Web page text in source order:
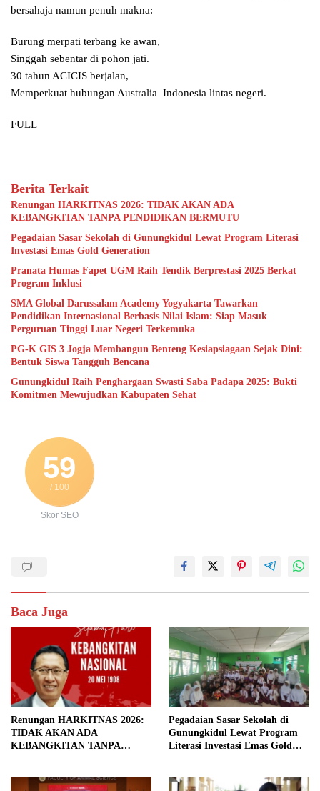
bersahaja namun penuh makna:
Burung merpati terbang ke awan,
Singgah sebentar di pohon jati.
30 tahun ACICIS berjalan,
Memperkuat hubungan Australia–Indonesia lintas negeri.
FULL
Berita Terkait
Renungan HARKITNAS 2026: TIDAK AKAN ADA
KEBANGKITAN TANPA PENDIDIKAN BERMUTU
Pegadaian Sasar Sekolah di Gunungkidul Lewat Program Literasi
Investasi Emas Gold Generation
Pranata Humas Fapet UGM Raih Tendik Berprestasi 2025 Berkat
Program Inklusi
SMA Global Darussalam Academy Yogyakarta Tawarkan
Pendidikan Internasional Berbasis Nilai Islam: Siap Masuk
Perguruan Tinggi Luar Negeri Terkemuka
PG-K GIS 3 Jogja Membangun Benteng Kesiapsiagaan Sejak Dini:
Bentuk Siswa Tangguh Bencana
Gunungkidul Raih Penghargaan Swasti Saba Padapa 2025: Bukti
Komitmen Mewujudkan Kabupaten Sehat
59
/ 100
Skor SEO
Baca Juga
Renungan HARKITNAS 2026:
TIDAK AKAN ADA
KEBANGKITAN TANPA
Pegadaian Sasar Sekolah di
Gunungkidul Lewat Program
Literasi Investasi Emas Gold